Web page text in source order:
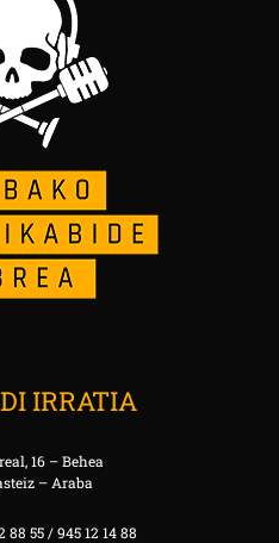
IRRATIA
16 – Behea
– Araba
88 55 / 945 12 14 88